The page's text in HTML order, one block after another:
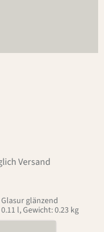
Versand
glänzend
l, Gewicht: 0.23 kg